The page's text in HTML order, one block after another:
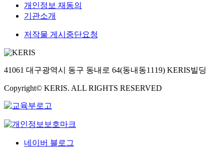
개인정보 재동의
기관소개
저작물 게시중단요청
41061 대구광역시 동구 동내로 64(동내동1119) KERIS빌딩
Copyright© KERIS. ALL RIGHTS RESERVED
네이버 블로그